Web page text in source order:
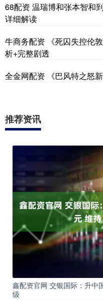
68配资 温瑞博和张本智和
详细解读
牛商务配资 《死囚失控伦
析+完整剧透
全金网配资 《巴风特之怒
推荐资讯
鑫配资官网 交银国际：升中
级